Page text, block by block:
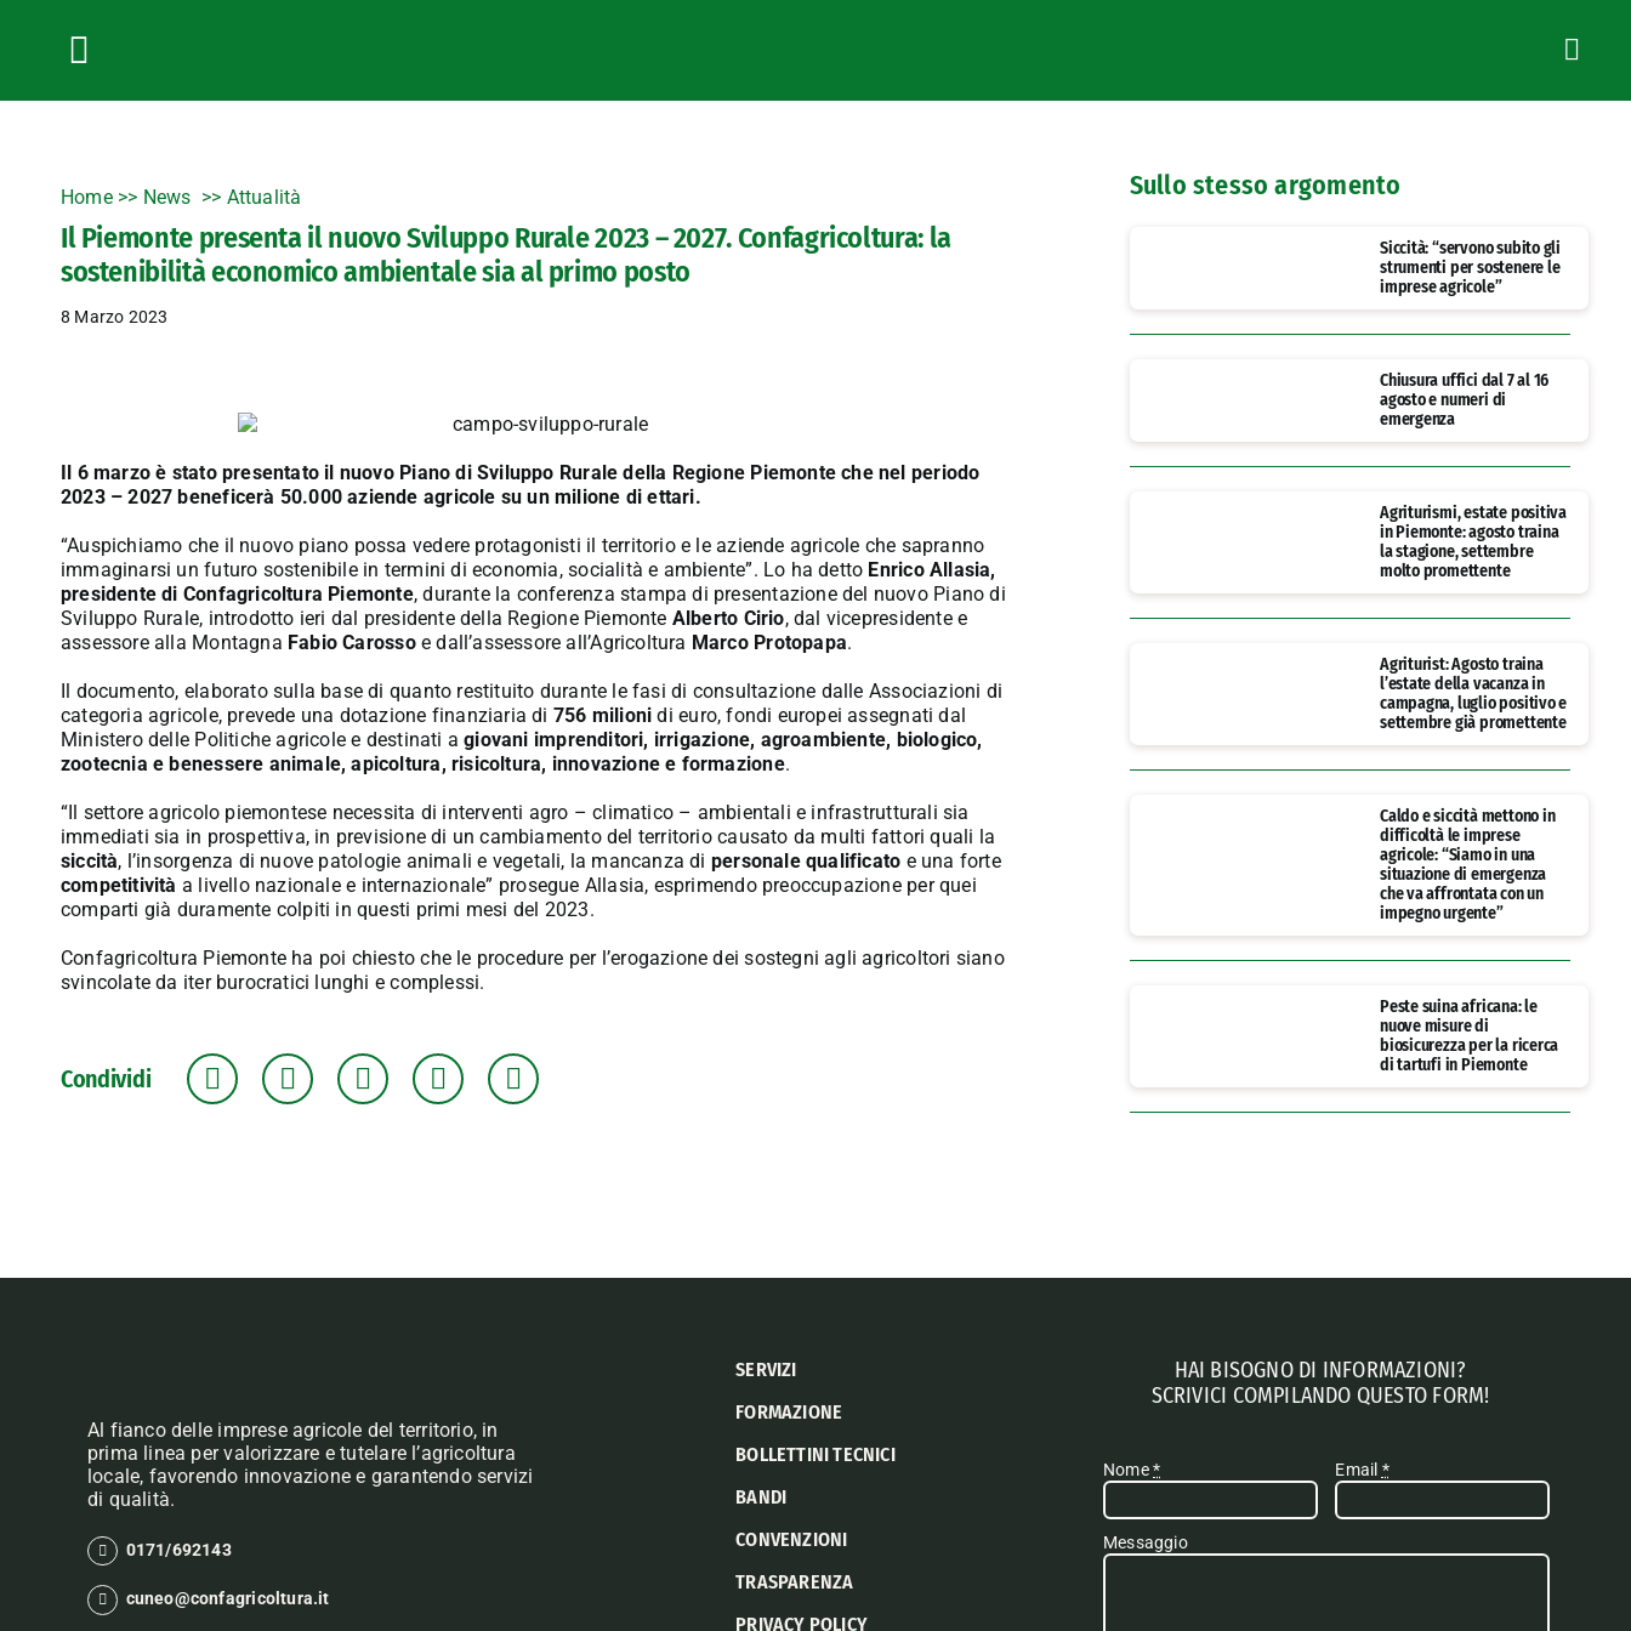
Toggle
Navigation
Home>> News Attualità
Il Piemonte presenta il nuovo Sviluppo Rurale 2023 – 2027. Confagricoltura: la
sostenibilità economico ambientale sia al primo posto
8 Marzo 2023
Il 6 marzo è stato presentato il nuovo Piano di Sviluppo Rurale della Regione Piemonte che nel periodo
2023 – 2027 beneficerà 50.000 aziende agricole su un milione di ettari.
“Auspichiamo che il nuovo piano possa vedere protagonisti il territorio e le aziende agricole che sapranno
immaginarsi un futuro sostenibile in termini di economia, socialità e ambiente”. Lo ha detto Enrico Allasia,
presidente di Confagricoltura Piemonte, durante la conferenza stampa di presentazione del nuovo Piano di
Sviluppo Rurale, introdotto ieri dal presidente della Regione Piemonte Alberto Cirio, dal vicepresidente e
assessore alla Montagna Fabio Carossoe dall’assessore all’Agricoltura Marco Protopapa.
Il documento, elaborato sulla base di quanto restituito durante le fasi di consultazione dalle Associazioni di
categoria agricole, prevede una dotazione finanziaria di 756 milionidi euro, fondi europei assegnati dal
Ministero delle Politiche agricole e destinati agiovani imprenditori, irrigazione, agroambiente, biologico,
zootecnia e benessere animale, apicoltura, risicoltura, innovazione e formazione.
“Il settore agricolo piemontese necessita di interventi agro – climatico – ambientali e infrastrutturali sia
immediati sia in prospettiva, in previsione di un cambiamento del territorio causato da multi fattori quali la
siccità, l’insorgenza di nuove patologie animali e vegetali, la mancanza di personale qualificato e una forte
competitività a livello nazionale e internazionale” prosegue Allasia, esprimendo preoccupazione per quei
comparti già duramente colpiti in questi primi mesi del 2023.
Confagricoltura Piemonte ha poi chiesto che le procedure per l’erogazione dei sostegni agli agricoltori siano
svincolate da iter burocratici lunghi e complessi.
Condividi
Sullo stesso argomento
Siccità: “servono subito gli
strumenti per sostenere le
imprese agricole”
Chiusura uffici dal 7 al 16
agosto e numeri di
emergenza
Agriturismi, estate positiva
in Piemonte: agosto traina
la stagione, settembre
molto promettente
Agriturist: Agosto traina
l’estate della vacanza in
campagna, luglio positivo e
settembre già promettente
Caldo e siccità mettono in
difficoltà le imprese
agricole: “Siamo in una
situazione di emergenza
che va affrontata con un
impegno urgente”
Peste suina africana: le
nuove misure di
biosicurezza per la ricerca
di tartufi in Piemonte
Al fianco delle imprese agricole del territorio, in
prima linea per valorizzare e tutelare l’agricoltura
locale, favorendo innovazione e garantendo servizi
di qualità.
0171/692143
cuneo@confagricoltura.it
SERVIZI
FORMAZIONE
BOLLETTINI TECNICI
BANDI
CONVENZIONI
TRASPARENZA
PRIVACY POLICY
HAI BISOGNO DI INFORMAZIONI?
SCRIVICI COMPILANDO QUESTO FORM!
Nome* Email *
Messaggio